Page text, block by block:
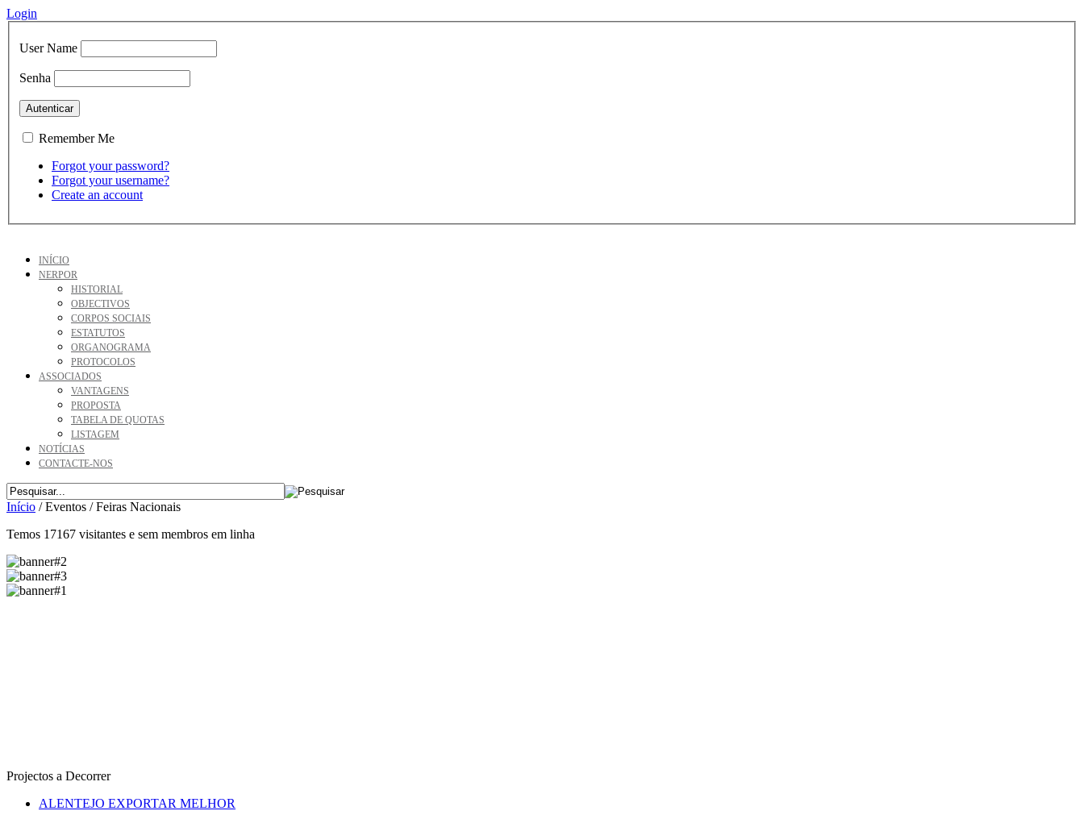
Login
User Name
Senha
Remember Me
Forgot your password?
Forgot your username?
Create an account
INÍCIO
NERPOR
HISTORIAL
OBJECTIVOS
CORPOS SOCIAIS
ESTATUTOS
ORGANOGRAMA
PROTOCOLOS
ASSOCIADOS
VANTAGENS
PROPOSTA
TABELA DE QUOTAS
LISTAGEM
NOTÍCIAS
CONTACTE-NOS
Início /Eventos /Feiras Nacionais
Temos 17167 visitantes e sem membros em linha
Projectos a Decorrer
ALENTEJO EXPORTAR MELHOR